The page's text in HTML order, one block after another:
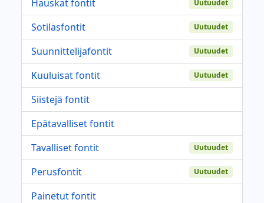
Hauskat fontit Uutuudet
Sotilasfontit Uutuudet
Suunnittelijafontit Uutuudet
Kuuluisat fontit Uutuudet
Siistejä fontit
Epätavalliset fontit
Tavalliset fontit
Uutuudet
Perusfontit Uutuudet
Painetut fontit